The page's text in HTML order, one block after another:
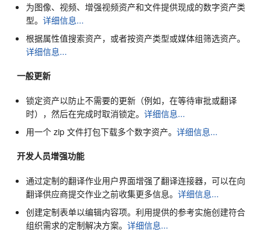
为图像、视频、增强视频资产和文件提供现成的数字资产类
型。详细信息...
根据属性值搜索资产，或者按资产类型或媒体组筛选资产。
详细信息...
一般更新
锁定资产以防止不需要的更新（例如，在等待审批或翻译
时），然后在完成时取消锁定。详细信息...
用一个 zip 文件打包下载多个数字资产。详细信息...
开发人员增强功能
通过定制的翻译作业用户界面增强了翻译连接器，可以在向
翻译供应商提交作业之前收集更多信息。详细信息...
创建定制表单以编辑内容项。利用提供的参考实施创建符合
组织需求的定制解决方案。详细信息...